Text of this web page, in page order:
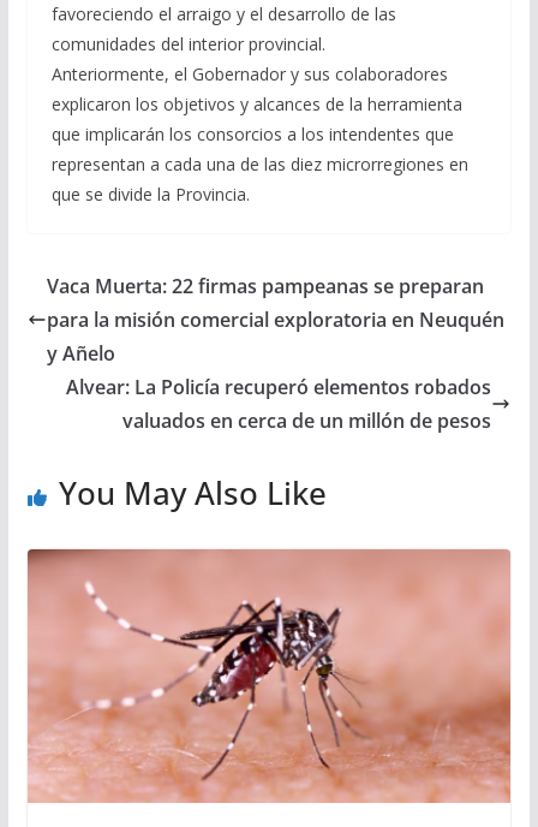
favoreciendo el arraigo y el desarrollo de las
comunidades del interior provincial.
Anteriormente, el Gobernador y sus colaboradores
explicaron los objetivos y alcances de la herramienta
que implicarán los consorcios a los intendentes que
representan a cada una de las diez microrregiones en
que se divide la Provincia.
Vaca Muerta: 22 firmas pampeanas se preparan
para la misión comercial exploratoria en Neuquén
y Añelo
Alvear: La Policía recuperó elementos robados
valuados en cerca de un millón de pesos
You May Also Like